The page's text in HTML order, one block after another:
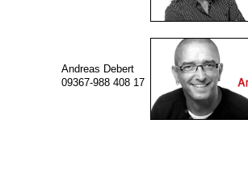
Andreas Debert
09367-988 408 17